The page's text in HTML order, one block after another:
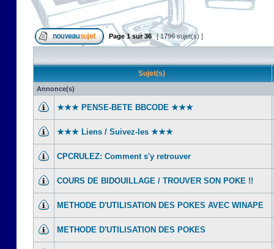
Page1sur36 [ 1796 sujet(s) ]
Sujet(s)
Annonce(s)
★★★ PENSE-BETE BBCODE ★★★
★★★ Liens / Suivez-les ★★★
CPCRULEZ: Comment s'y retrouver‎
COURS DE BIDOUILLAGE / TROUVER SON POKE !!
METHODE D'UTILISATION DES POKES AVEC WINAPE
METHODE D'UTILISATION DES POKES